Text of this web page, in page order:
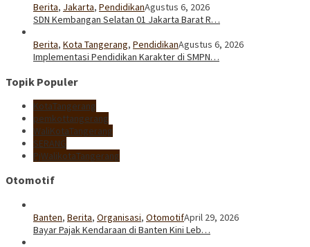
Berita, Jakarta, PendidikanAgustus 6, 2026
SDN Kembangan Selatan 01 Jakarta Barat R…
Berita, Kota Tangerang, PendidikanAgustus 6, 2026
Implementasi Pendidikan Karakter di SMPN…
Topik Populer
KotaTangerang
pemkottangerang
WaliKotaTangerang
SERANG
PjWalikotaTangerang
Otomotif
Banten, Berita, Organisasi, OtomotifApril 29, 2026
Bayar Pajak Kendaraan di Banten Kini Leb…